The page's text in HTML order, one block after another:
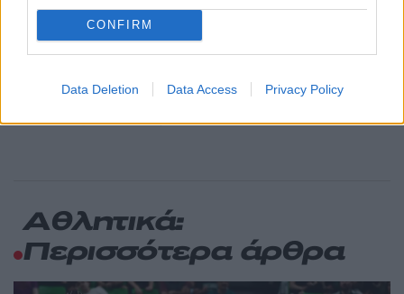
CONFIRM
Data Deletion Data Access Privacy Policy
Aναστέλλονται τα τακτικά ραντεβού του
αγγειοχειρουργού του νοσοκομείου
Χανίων επειδή κλάπηκε το μηχανάκι του
γιατρού
Σούπερ μάρκετ: Νέες μειώσεις τιμών –
916 προϊόντα στην εθνική πρωτοβουλία,
ανάμεσά τους 130 σχολικά
Αθλητικά:
Περισσότερα άρθρα